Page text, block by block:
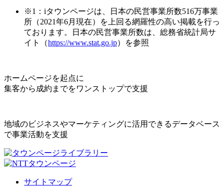
※1：iタウンページは、日本の民営事業所数516万事業
所（2021年6月現在）を上回る網羅性の高い掲載を行っ
ております。日本の民営事業所数は、総務省統計局サ
イト（https://www.stat.go.jp）を参照
ホームページを起点に
集客から成約までをワンストップで支援
地域のビジネスやマーケティングに活用できるデータベース
で事業活動を支援
サイトマップ